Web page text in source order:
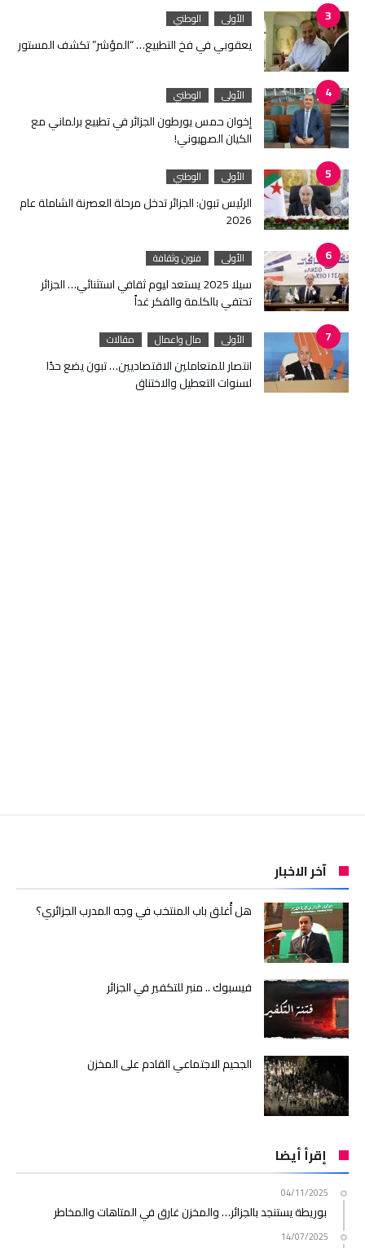
الأولى الوطني
يعقوبي في فخ التطبيع… “المؤشر” تكشف المستور
الأولى الوطني
إخوان حمس يورطون الجزائر في تطبيع برلماني مع
الكيان الصهيوني!
الأولى الوطني
الرئيس تبون: الجزائر تدخل مرحلة العصرنة الشاملة عام
2026
الأولى فنون وثقافة
سيلا 2025 يستعد ليوم ثقافي استثنائي… الجزائر
تحتفي بالكلمة والفكر غداً
الأولى مال واعمال مقالات
انتصار للمتعاملين الاقتصاديين… تبون يضع حدًا
لسنوات التعطيل والاختناق
آخر الاخبار
هل أُغلق باب المنتخب في وجه المدرب الجزائري؟
فيسبوك .. منبر للتكفير في الجزائر
الجحيم الاجتماعي القادم على المخزن
إقرأ أيضا
04/11/2025
بوريطة يستنجد بالجزائر… والمخزن غارق في المتاهات والمخاطر
14/07/2025